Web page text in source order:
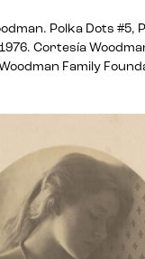
Polka Dots #5,
Cortesía
Family